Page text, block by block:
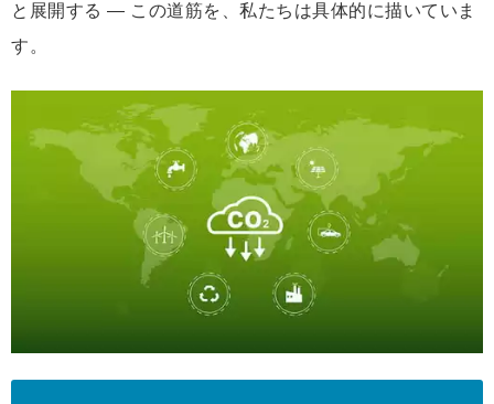
と展開する ― この道筋を、私たちは具体的に描いていま
す。